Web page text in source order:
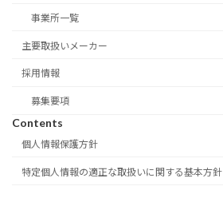
事業所一覧
主要取扱いメーカー
採用情報
募集要項
Contents
個人情報保護方針
特定個人情報の適正な取扱いに関する基本方針